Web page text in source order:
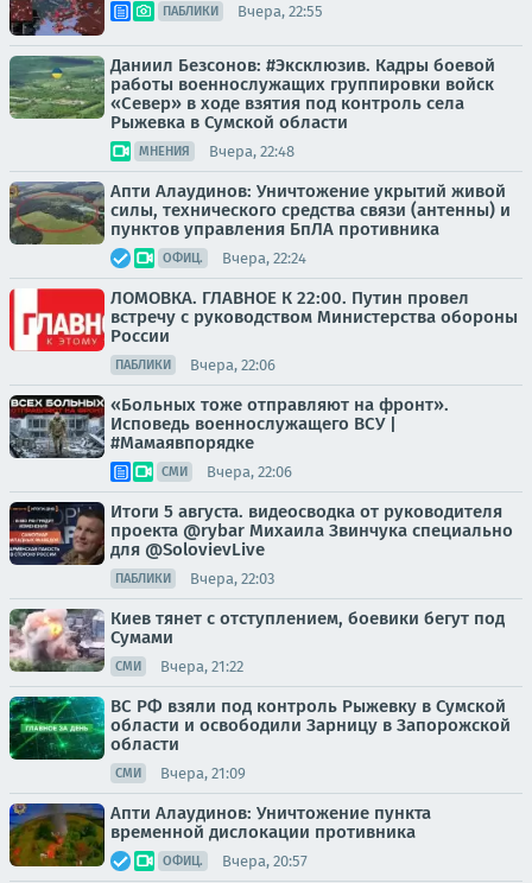
ПАБЛИКИ Вчера, 22:55
Даниил Безсонов: #Эксклюзив. Кадры боевой
работы военнослужащих группировки войск
«Север» в ходе взятия под контроль села
Рыжевка в Сумской области
МНЕНИЯ Вчера, 22:48
Апти Алаудинов: Уничтожение укрытий живой
силы, технического средства связи (антенны) и
пунктов управления БпЛА противника
ОФИЦ. Вчера, 22:24
ЛОМОВКА. ГЛАВНОЕ К 22:00. Путин провел
встречу с руководством Министерства обороны
России
ПАБЛИКИ Вчера, 22:06
«Больных тоже отправляют на фронт».
Исповедь военнослужащего ВСУ |
#Мамаявпорядке
СМИ Вчера, 22:06
Итоги 5 августа. видеосводка от руководителя
проекта @rybar Михаила Звинчука специально
для @SolovievLive
ПАБЛИКИ Вчера, 22:03
Киев тянет с отступлением, боевики бегут под
Сумами
СМИ Вчера, 21:22
ВС РФ взяли под контроль Рыжевку в Сумской
области и освободили Зарницу в Запорожской
области
СМИ Вчера, 21:09
Апти Алаудинов: Уничтожение пункта
временной дислокации противника
ОФИЦ. Вчера, 20:57